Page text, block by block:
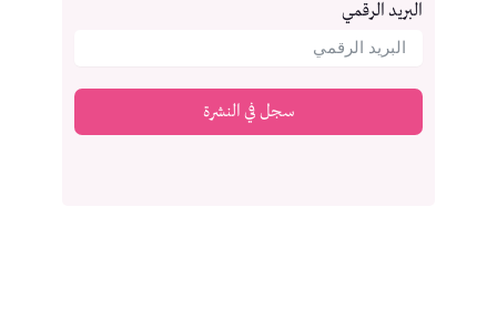
البريد الرقمي
سجل في النشرة